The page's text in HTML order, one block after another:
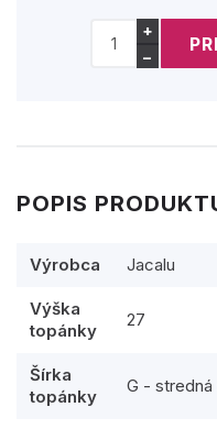
+
−
POPIS
Výrobca Jacalu
Výška
topánky
27
Šírka
topánky
G - stredná